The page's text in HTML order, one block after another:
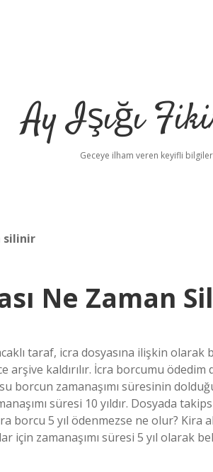
Ay Işığı
Geceye ilham veren keyifli
silinir
Ne Zaman
taraf, icra dosyasına ilişkin olarak
kaldırılır. İcra borcumu ödedim
borcun zamanaşımı süresinin
süresi 10 yıldır. Dosyada
borcu 5 yıl ödenmezse ne olur? Kira
zamanaşımı süresi 5 yıl olarak